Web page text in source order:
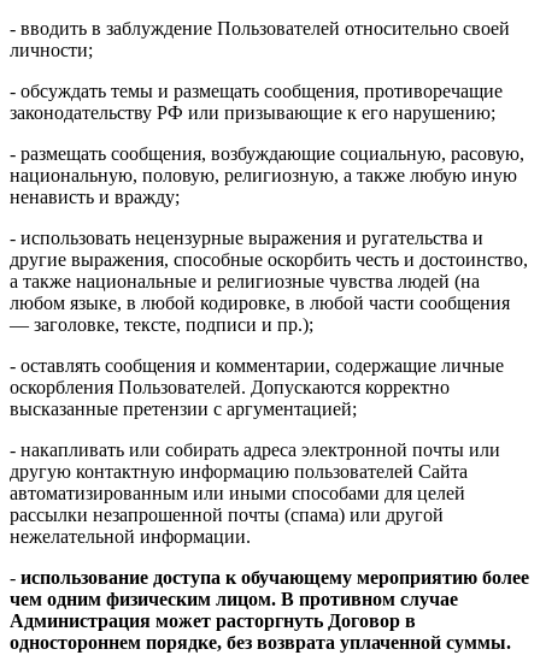
- вводить в заблуждение Пользователей относительно своей
личности;
- обсуждать темы и размещать сообщения, противоречащие
законодательству РФ или призывающие к его нарушению;
- размещать сообщения, возбуждающие социальную, расовую,
национальную, половую, религиозную, а также любую иную
ненависть и вражду;
- использовать нецензурные выражения и ругательства и
другие выражения, способные оскорбить честь и достоинство,
а также национальные и религиозные чувства людей (на
любом языке, в любой кодировке, в любой части сообщения
— заголовке, тексте, подписи и пр.);
- оставлять сообщения и комментарии, содержащие личные
оскорбления Пользователей. Допускаются корректно
высказанные претензии с аргументацией;
- накапливать или собирать адреса электронной почты или
другую контактную информацию пользователей Сайта
автоматизированным или иными способами для целей
рассылки незапрошенной почты (спама) или другой
нежелательной информации.
- использование доступа к обучающему мероприятию более
чем одним физическим лицом. В противном случае
Администрация может расторгнуть Договор в
одностороннем порядке, без возврата уплаченной суммы.